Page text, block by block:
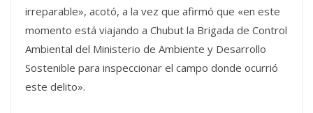
irreparable», acotó, a la vez que afirmó que «en este
momento está viajando a Chubut la Brigada de Control
Ambiental del Ministerio de Ambiente y Desarrollo
Sostenible para inspeccionar el campo donde ocurrió
este delito».